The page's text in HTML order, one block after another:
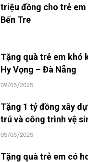
triệu đồng cho trẻ
Bến Tre
Tặng quà trẻ em khó
Hy Vọng – Đà Nẵng
09/05/2025
Tặng 1 tỷ đồng xây
trú và công trình vệ
05/05/2025
Tặng quà trẻ em có